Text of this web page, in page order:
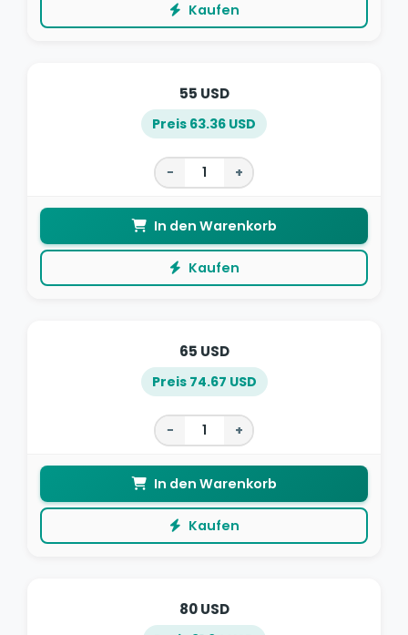
Kaufen
55 USD
Preis 63.36 USD
− +
In den Warenkorb
Kaufen
65 USD
Preis 74.67 USD
− +
In den Warenkorb
Kaufen
80 USD